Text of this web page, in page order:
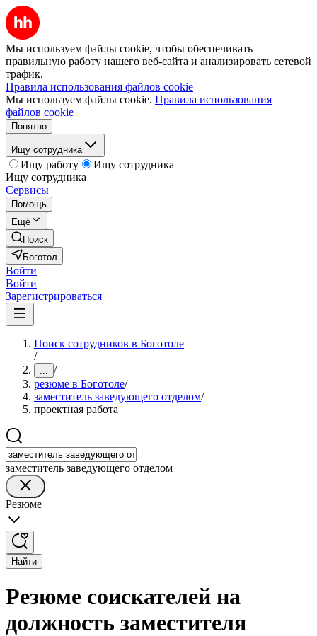
Мы используем файлы cookie, чтобы обеспечивать
правильную работу нашего веб-сайта и анализировать сетевой
трафик.
Правила использования файлов cookie
Мы используем файлы cookie. Правила использования
файлов cookie
Понятно
Ищу сотрудника
Ищу работу
Ищу сотрудника
Ищу сотрудника
Сервисы
Помощь
Ещё
Поиск
Боготол
Войти
Войти
Зарегистрироваться
Поиск сотрудников в Боготоле
/
... /
резюме в Боготоле/
заместитель заведующего отделом/
проектная работа
заместитель заведующего отделом
Резюме
Найти
Резюме соискателей на
должность заместителя